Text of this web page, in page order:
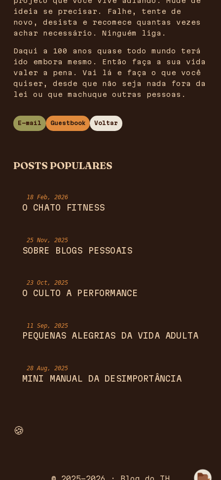
ideia se precisar. Falhe, tente de
novo, desista e recomece quantas vezes
achar necessário. Ninguém liga.
Daqui a 100 anos quase todo mundo terá
ido embora mesmo. Então faça a sua vida
valer a pena. Vai lá e faça o que você
quiser, desde que não seja nada fora da
lei ou que machuque outras pessoas.
E-mail Guestbook Voltar
POSTS POPULARES
18 Feb, 2026
O CHATO FITNESS
25 Nov, 2025
SOBRE BLOGS PESSOAIS
23 Oct, 2025
O CULTO A PERFORMANCE
11 Sep, 2025
PEQUENAS ALEGRIAS DA VIDA ADULTA
28 Aug, 2025
MINI MANUAL DA DESIMPORTÂNCIA